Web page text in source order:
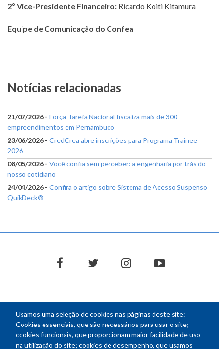
Usamos uma seleção de cookies nas páginas deste site:
Cookies essenciais, que são necessários para usar o site;
cookies funcionais, que proporcionam maior facilidade de uso
na utilização do site; cookies de desempenho, que usamos
2º Vice-Presidente Financeiro: Ricardo Koiti Kitamura
Equipe de Comunicação do Confea
Notícias relacionadas
21/07/2026 - Força-Tarefa Nacional fiscaliza mais de 300
empreendimentos em Pernambuco
23/06/2026 - CredCrea abre inscrições para Programa Trainee
2026
08/05/2026 - Você confia sem perceber: a engenharia por trás do
nosso cotidiano
24/04/2026 - Confira o artigo sobre Sistema de Acesso Suspenso
QuikDeck®
facebooktwitter instagramyoutube
NEWSLETTER